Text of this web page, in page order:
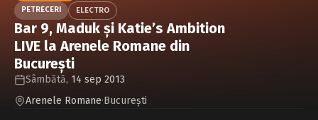
PETRECERI
ELECTRO
Bar 9, Maduk şi Katie’s Ambition
LIVE la Arenele Romane din
Bucureşti
Sâmbătă, 14 sep 2013
Arenele Romane·Bucureşti